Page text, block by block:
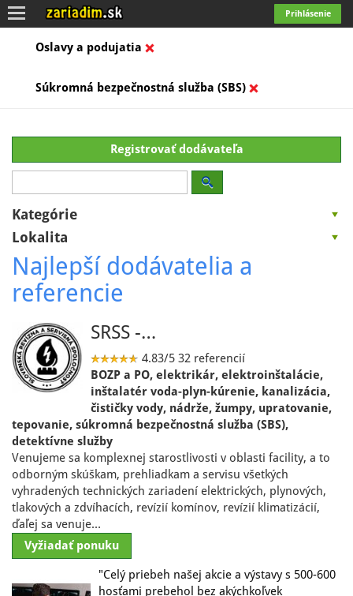
Prihlásenie
Toggle
navigation
Oslavy a podujatia
Súkromná bezpečnostná služba (SBS)
Registrovať dodávateľa
Kategórie
Lokalita
Najlepší dodávatelia a
referencie
SRSS -…
4.83/5 32 referencií
BOZP a PO, elektrikár, elektroinštalácie,
inštalatér voda-plyn-kúrenie, kanalizácia,
čističky vody, nádrže, žumpy, upratovanie,
tepovanie, súkromná bezpečnostná služba (SBS),
detektívne služby
Venujeme sa komplexnej starostlivosti v oblasti facility, a to
odborným skúškam, prehliadkam a servisu všetkých
vyhradených technických zariadení elektrických, plynových,
tlakových a zdvíhacích, revízií komínov, revízií klimatizácií,
ďaľej sa venuje…
Vyžiadať ponuku
"Celý priebeh našej akcie a výstavy s 500-600
hosťami prebehol bez akýchkoľvek